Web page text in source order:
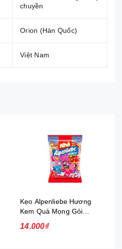
chuyền
Orion (Hàn Quốc)
Việt Nam
Kẹo Alpenliebe Hương
Kem Quà Mọng Gỏi
14.000₫